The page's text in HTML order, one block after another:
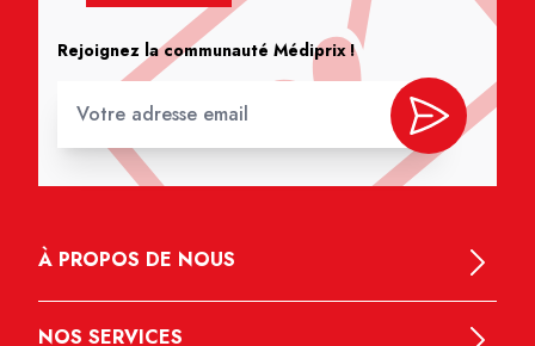
Rejoignez la communauté Médiprix !
À PROPOS DE NOUS
NOS SERVICES